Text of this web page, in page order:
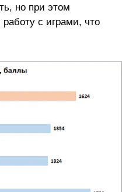
но при этом
работу с играми, что